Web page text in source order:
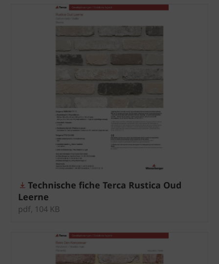
Technische fiche Terca Rustica Oud
Leerne
pdf, 104 KB